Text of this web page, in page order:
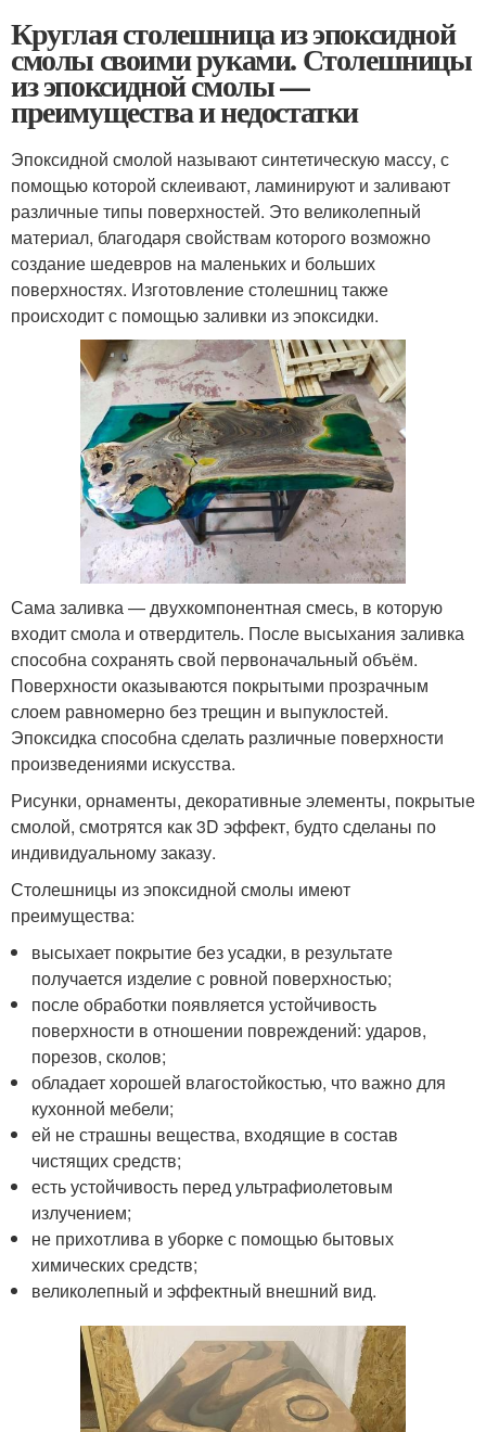
Круглая столешница из эпоксидной
смолы своими руками. Столешницы
из эпоксидной смолы —
преимущества и недостатки
Эпоксидной смолой называют синтетическую массу, с
помощью которой склеивают, ламинируют и заливают
различные типы поверхностей. Это великолепный
материал, благодаря свойствам которого возможно
создание шедевров на маленьких и больших
поверхностях. Изготовление столешниц также
происходит с помощью заливки из эпоксидки.
Сама заливка — двухкомпонентная смесь, в которую
входит смола и отвердитель. После высыхания заливка
способна сохранять свой первоначальный объём.
Поверхности оказываются покрытыми прозрачным
слоем равномерно без трещин и выпуклостей.
Эпоксидка способна сделать различные поверхности
произведениями искусства.
Рисунки, орнаменты, декоративные элементы, покрытые
смолой, смотрятся как 3D эффект, будто сделаны по
индивидуальному заказу.
Столешницы из эпоксидной смолы имеют
преимущества:
высыхает покрытие без усадки, в результате
получается изделие с ровной поверхностью;
после обработки появляется устойчивость
поверхности в отношении повреждений: ударов,
порезов, сколов;
обладает хорошей влагостойкостью, что важно для
кухонной мебели;
ей не страшны вещества, входящие в состав
чистящих средств;
есть устойчивость перед ультрафиолетовым
излучением;
не прихотлива в уборке с помощью бытовых
химических средств;
великолепный и эффектный внешний вид.